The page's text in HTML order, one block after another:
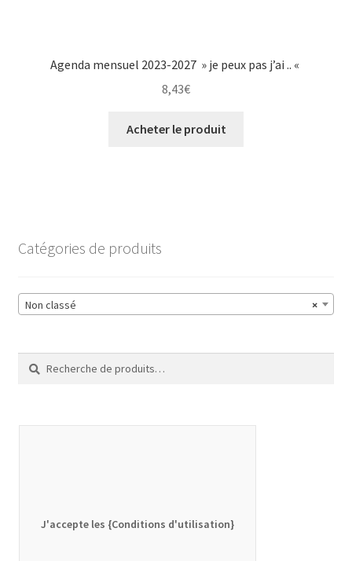
Agenda mensuel 2023-2027 » je peux pas j’ai .. «
8,43€
Acheter le produit
Catégories de produits
×
Non classé
Recherche
pour :
Recherche
J'accepte les {Conditions d'utilisation}